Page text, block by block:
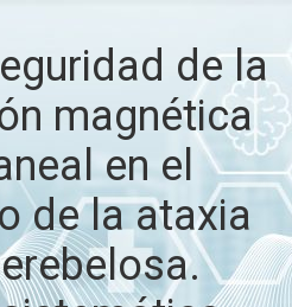
de la
magnética
en el
de la ataxia